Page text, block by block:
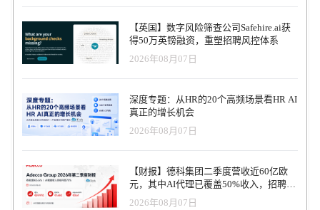
险对网络安全至关重要。每天，每 4 名员工中就有 1 人在工作中制
能工具过度共享知识产权。我们都是人，都会犯错。然而，仅仅进
行更多的安全意识培训并不能解决这个问题，我们无法训练出人类
的错误。这就是为什么我们专注于创建一个平台，通过干预和提示
域发展的前沿。詹姆斯和他的团队对企业面临的挑战有着深刻的理
解，他们开发出了一种全面的解决方案，可以确保企业免受各种网
络威胁。我们相信，该公司有望实现突破性增长。这笔资金将帮助
络攻击最普遍的载体，而无效的培训计划却无法有效地防止这种错
误。应用于实时行为数据的高级分析为CISO控制人为网络风险提供
了一种新方法。CultureAI正以其市场领先的软件开创这一先河，提
【英国】数字风险筛查公司Safehire.ai获
得50万英镑融资，重塑招聘风控体系
2026年08月07日
深度专题：从HR的20个高频场景看HR AI
真正的增长机会
2026年08月07日
【财报】德科集团二季度营收近60亿欧
元，其中AI代理已覆盖50%收入，招聘服
务进入运营重构阶段
2026年08月07日